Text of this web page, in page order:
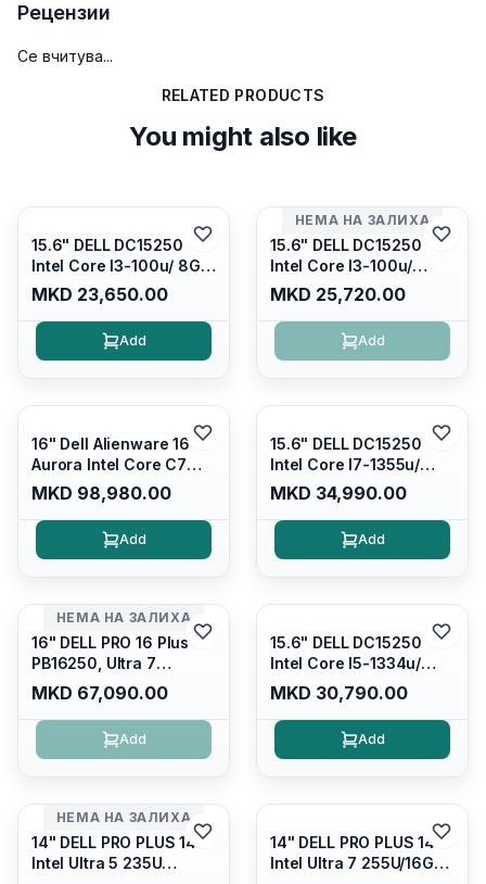
Рецензии
Се вчитува...
RELATED PRODUCTS
You might also like
15.6" DELL DC15250
Intel Core I3-100u/ 8GB
DDR4/ 512GB SSD M.2/
Iris Xe Graphics/ 120Hz
Anti-glare LED Display/
Backlit Kb/ Platinum
MKD 23,650.00
Add
НЕМА НА ЗАЛИХА
15.6" DELL DC15250
Intel Core I3-100u/
16GB DDR4/ 512GB SSD
M.2/ Iris Xe Graphics/
120Hz Anti-glare LED
Display/ Backlit Kb/
MKD 25,720.00
Add
16" Dell Alienware 16
Aurora Intel Core C7
240H /16GB RAM DDR5
5600mhz/ 1TB SSD M.2
Nvme/rtx4050 6GB/
Wqxga(2560x1600)
Win 11 Home/
MKD 98,980.00
Add
15.6" DELL DC15250
Intel Core I7-1355u/
16GB DDR4 / 512GB SSD
M.2 2230/ Intel UHD
Graphics/ 120Hz Anti-
glare FULLHD LED
MKD 34,990.00
Add
НЕМА НА ЗАЛИХА
16" DELL PRO 16 Plus
PB16250, Ultra 7
265U/16GB RAM (1x
16GB) 5600 Mhz DDR5/
512GB SSD M.2 Nvme/
/cam+mic,bt/backlit KB
MKD 67,090.00
Add
15.6" DELL DC15250
Intel Core I5-1334u/
16GB DDR4 (1x16gb
2666mhz)/ 512GB SSD
M.2 Nvme/ Intel UHD
Graphics/ 120Hz Anti-
MKD 30,790.00
Add
НЕМА НА ЗАЛИХА
14" DELL PRO PLUS 14
Intel Ultra 5 235U
14" DELL PRO PLUS 14
Intel Ultra 7 255U/16GB